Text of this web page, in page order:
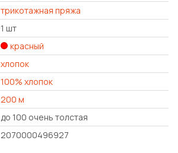
трикотажная пряжа
1 шт
красный
хлопок
100% хлопок
200 м
до 100 очень толстая
2070000496927